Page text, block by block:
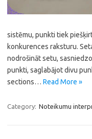
sistēmu, punkti tiek
konkurences raksturu.
nodrošināt setu,
punkti, saglabājot divu
sections… Read More »
Category: Noteikumu